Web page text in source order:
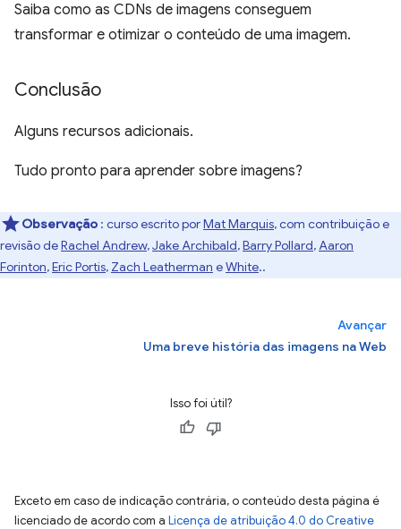
Saiba como as CDNs de imagens conseguem
transformar e otimizar o conteúdo de uma imagem.
Conclusão
Alguns recursos adicionais.
Tudo pronto para aprender sobre imagens?
Observação : curso escrito porMat Marquis, com contribuição e
revisão deRachel Andrew,Jake Archibald,Barry Pollard,Aaron
Forinton,Eric Portis, Zach Leatherman eWhite..
Avançar
Uma breve história das imagens na Web
Isso foi útil?
Exceto em caso de indicação contrária, o conteúdo desta página é
licenciado de acordo com a Licença de atribuição 4.0 do Creative